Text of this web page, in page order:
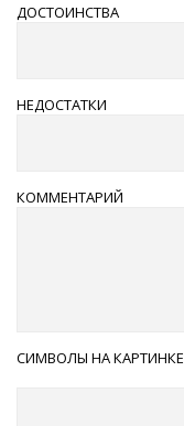
ДОСТОИНСТВА
НЕДОСТАТКИ
КОММЕНТАРИЙ
СИМВОЛЫ НА КАРТИНКЕ